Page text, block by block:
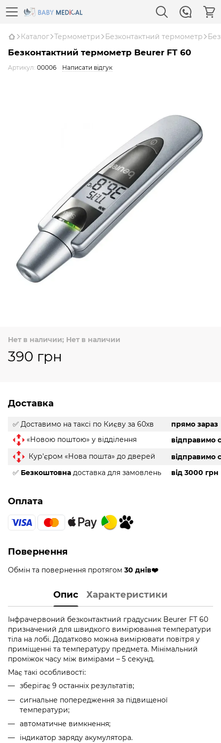
Каталог Термометри Безконтактний термометр
Безконтактний термометр Beurer FT 60
Артикул: 00006 Написати відгук
Нет в наличии; Нет в наличии
390 грн
Доставка
✅ Доставимо на таксі по Києву за 60хв
прямо зараз
«Новою поштою» у відділення
відправимо
Кур'єром «Нова пошта» до дверей
відправимо
✅ Безкоштовна доставка для замовлень від 3000 грн
Оплата
Повернення
Обмін та повернення протягом 30 днів❤️
Опис Характеристики
Інфрачервоний безконтактний градусник Beurer FT 60
призначений для швидкого вимірювання температури
тіла на лобі. Додатково можна вимірювати повітря у
приміщенні та температуру предмета. Мінімальний
проміжок часу між вимірами – 5 секунд.
Має такі особливості:
зберігає 9 останніх результатів;
сигнальне попередження за підвищеної
температури;
автоматичне вимкнення;
індикатор заряду акумулятора.